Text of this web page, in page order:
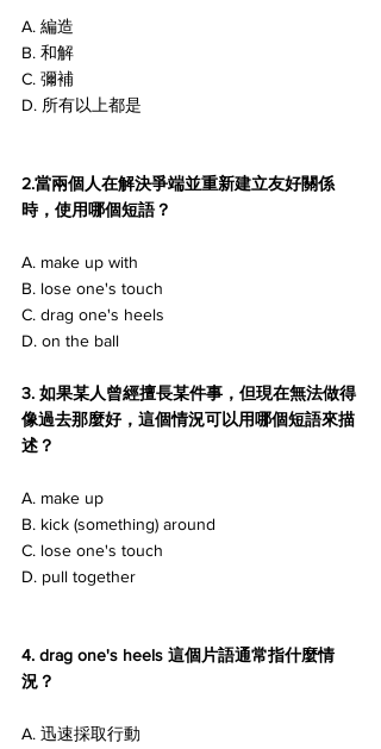
A. 編造
B. 和解
C. 彌補
D. 所有以上都是
2.當兩個人在解決爭端並重新建立友好關係
時，使用哪個短語？
A. make up with
B. lose one's touch
C. drag one's heels
D. on the ball
3. 如果某人曾經擅長某件事，但現在無法做得
像過去那麼好，這個情況可以用哪個短語來描
述？
A. make up
B. kick (something) around
C. lose one's touch
D. pull together
4. drag one's heels 這個片語通常指什麼情
況？
A. 迅速採取行動